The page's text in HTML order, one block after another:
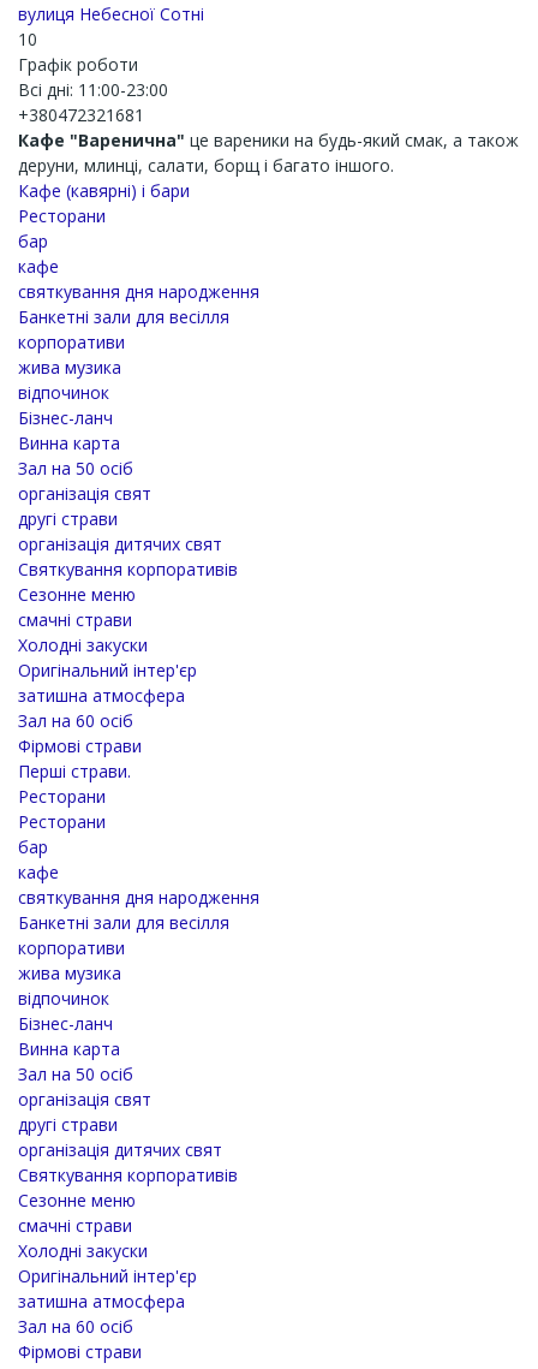
вулиця Небесної Сотні
10
Графік роботи
Всі дні: 11:00-23:00
+380472321681
Кафе "Варенична" це вареники на будь-який смак, а також
деруни, млинці, салати, борщ і багато іншого.
Кафе (кавярні) і бари
Ресторани
бар
кафе
святкування дня народження
Банкетні зали для весілля
корпоративи
жива музика
відпочинок
Бізнес-ланч
Винна карта
Зал на 50 осіб
організація свят
другі страви
організація дитячих свят
Святкування корпоративів
Сезонне меню
смачні страви
Холодні закуски
Оригінальний інтер'єр
затишна атмосфера
Зал на 60 осіб
Фірмові страви
Перші страви.
Ресторани
Ресторани
бар
кафе
святкування дня народження
Банкетні зали для весілля
корпоративи
жива музика
відпочинок
Бізнес-ланч
Винна карта
Зал на 50 осіб
організація свят
другі страви
організація дитячих свят
Святкування корпоративів
Сезонне меню
смачні страви
Холодні закуски
Оригінальний інтер'єр
затишна атмосфера
Зал на 60 осіб
Фірмові страви